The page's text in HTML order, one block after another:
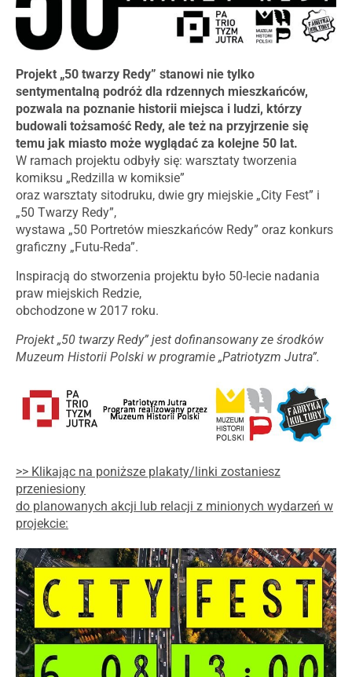
Projekt „50 twarzy Redy” stanowi nie tylko
sentymentalną podróż dla rdzennych mieszkańców,
pozwala na poznanie historii miejsca i ludzi, którzy
budowali tożsamość Redy, ale też na przyjrzenie się
temu jak miasto może wyglądać za kolejne 50 lat.
W ramach projektu odbyły się: warsztaty tworzenia
komiksu „Redzilla w komiksie”
oraz warsztaty sitodruku, dwie gry miejskie „City Fest” i
„50 Twarzy Redy”,
wystawa „50 Portretów mieszkańców Redy” oraz konkurs
graficzny „Futu-Reda”.
Inspiracją do stworzenia projektu było 50-lecie nadania
praw miejskich Redzie,
obchodzone w 2017 roku.
Projekt „50 twarzy Redy” jest dofinansowany ze środków
Muzeum Historii Polski w programie „Patriotyzm Jutra”.
>> Klikając na poniższe plakaty/linki zostaniesz
przeniesiony
do planowanych akcji lub relacji z minionych wydarzeń w
projekcie: